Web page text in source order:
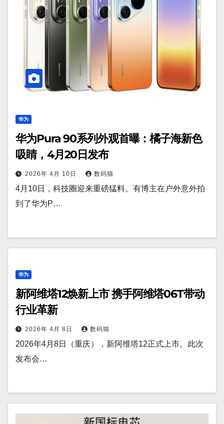
华为
华为Pura 90系列外观首曝：橘子海新色
吸睛，4月20日发布
2026年 4月 10日 数码猫
4月10日，科技圈迎来重磅猛料。有博主在户外意外拍
到了华为P…
华为
新阿维塔12焕新上市 携手阿维塔06T带动
行业革新
2026年 4月 8日 数码猫
2026年4月8日（重庆），新阿维塔12正式上市。此次
发布会…